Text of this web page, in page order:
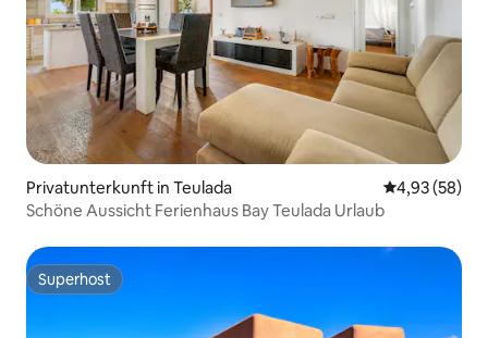
Privatunterkunft in Teulada
4,93 (58)
Schöne Aussicht Ferienhaus Bay Teulada Urlaub
Superhost
Superhost